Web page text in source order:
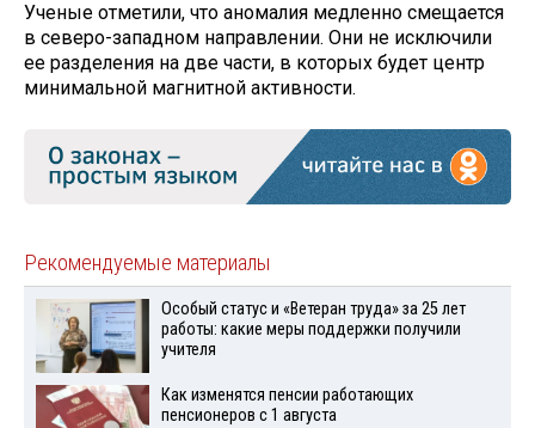
Ученые отметили, что аномалия медленно смещается
в северо-западном направлении. Они не исключили
ее разделения на две части, в которых будет центр
минимальной магнитной активности.
Рекомендуемые материалы
Особый статус и «Ветеран труда» за 25 лет
работы: какие меры поддержки получили
учителя
Как изменятся пенсии работающих
пенсионеров с 1 августа